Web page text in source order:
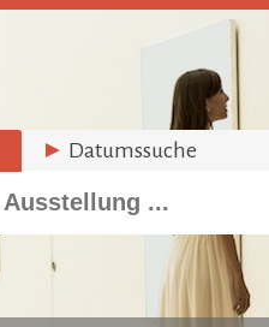
► Datumssuche